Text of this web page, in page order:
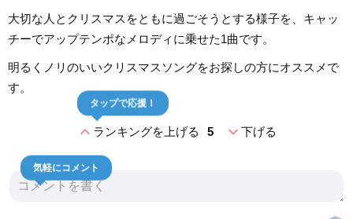
大切な人とクリスマスをともに過ごそうとする様子を、キャッ
チーでアップテンポなメロディに乗せた1曲です。
明るくノリのいいクリスマスソングをお探しの方にオススメで
す。
expand_lessランキングを上げる 5
タップで応援！
expand_more下げる
気軽にコメント